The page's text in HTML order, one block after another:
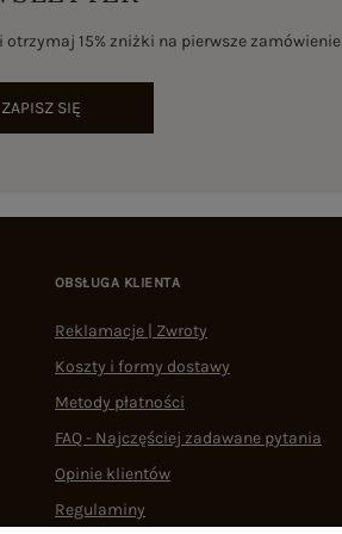
15% zniżki na pierwsze zamówienie
ZAPISZ SIĘ
OBSŁUGA KLIENTA
Reklamacje | Zwroty
Koszty i formy dostawy
Metody płatności
FAQ - Najczęściej zadawane pytania
Opinie klientów
Regulaminy